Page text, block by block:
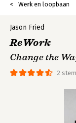
Werk en loopbaan
2
Jason Fried
ReWork
Change the